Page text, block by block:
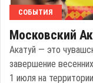
СОБЫТИЯ
Московский
Акатуй — это
завершение
1 июля на